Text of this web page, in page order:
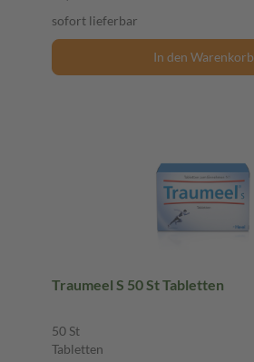
sofort lieferbar
In den Warenkorb
Traumeel S 50 St Tabletten
50 St
Tabletten